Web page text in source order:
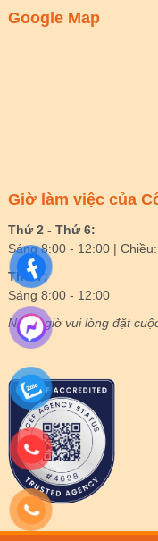
Google Map
Giờ làm việc của
Thứ 2 - Thứ 6:
Sáng 8:00 - 12:00 |
Thứ 7:
Sáng 8:00 - 12:00
Ngoài giờ vui lòng đặt